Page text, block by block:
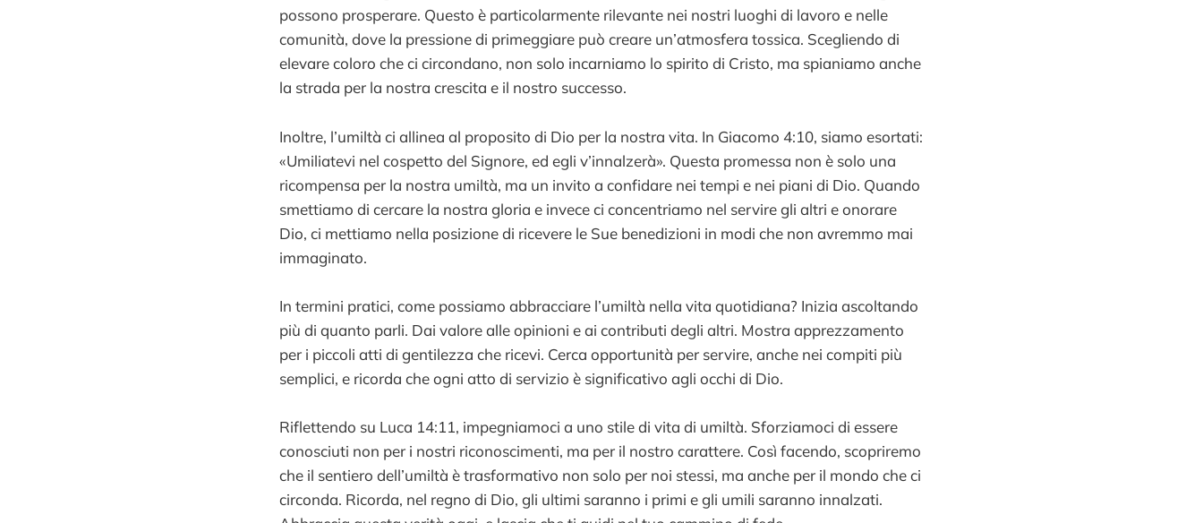
possono prosperare. Questo è particolarmente rilevante nei nostri luoghi di lavoro e nelle
comunità, dove la pressione di primeggiare può creare un’atmosfera tossica. Scegliendo di
elevare coloro che ci circondano, non solo incarniamo lo spirito di Cristo, ma spianiamo anche
la strada per la nostra crescita e il nostro successo.
Inoltre, l’umiltà ci allinea al proposito di Dio per la nostra vita. In Giacomo 4:10, siamo esortati:
«Umiliatevi nel cospetto del Signore, ed egli v’innalzerà». Questa promessa non è solo una
ricompensa per la nostra umiltà, ma un invito a confidare nei tempi e nei piani di Dio. Quando
smettiamo di cercare la nostra gloria e invece ci concentriamo nel servire gli altri e onorare
Dio, ci mettiamo nella posizione di ricevere le Sue benedizioni in modi che non avremmo mai
immaginato.
In termini pratici, come possiamo abbracciare l’umiltà nella vita quotidiana? Inizia ascoltando
più di quanto parli. Dai valore alle opinioni e ai contributi degli altri. Mostra apprezzamento
per i piccoli atti di gentilezza che ricevi. Cerca opportunità per servire, anche nei compiti più
semplici, e ricorda che ogni atto di servizio è significativo agli occhi di Dio.
Riflettendo su Luca 14:11, impegniamoci a uno stile di vita di umiltà. Sforziamoci di essere
conosciuti non per i nostri riconoscimenti, ma per il nostro carattere. Così facendo, scopriremo
che il sentiero dell’umiltà è trasformativo non solo per noi stessi, ma anche per il mondo che ci
circonda. Ricorda, nel regno di Dio, gli ultimi saranno i primi e gli umili saranno innalzati.